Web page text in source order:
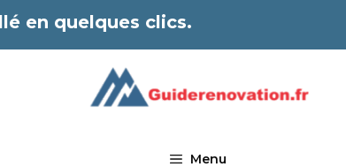
en quelques clics.
Menu